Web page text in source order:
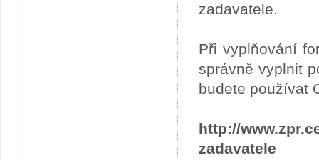
zadavatele.
Při vyplňování
správně vyplnit
budete používat
http://
zadavatele